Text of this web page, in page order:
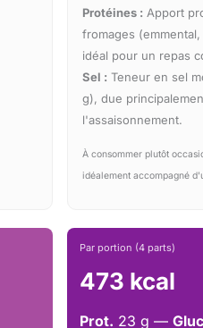
Protéines : Apport
fromages
idéal pour un repas
Sel : Teneur en sel
g), due
l'assaisonnement.
À consommer plutôt
idéalement accompagné
Par portion (4 parts)
473 kcal
Prot. 23 g —